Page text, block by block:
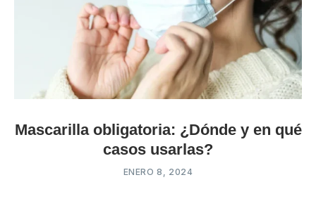
Mascarilla obligatoria: ¿Dónde y en qué
casos usarlas?
ENERO 8, 2024